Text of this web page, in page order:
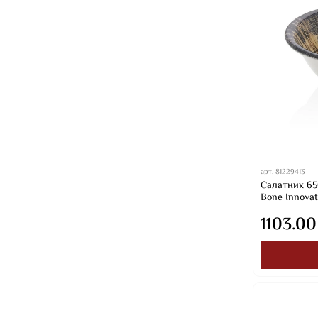
арт.81229413
Салатник
Bone